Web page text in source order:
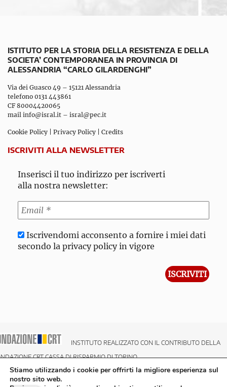
ISTITUTO PER LA STORIA DELLA RESISTENZA E DELLA
SOCIETA’ CONTEMPORANEA IN PROVINCIA DI
ALESSANDRIA “CARLO GILARDENGHI”
Via dei Guasco 49 – 15121 Alessandria
telefono 0131 443861
CF 80004420065
mail info@isral.it – isral@pec.it
Cookie Policy Privacy Policy Credits
ISCRIVITI ALLA NEWSLETTER
Inserisci il tuo indirizzo per iscriverti
alla nostra newsletter:
Iscrivendomi acconsento a fornire i miei dati
secondo la privacy policy in vigore
INSTITUTO REALIZZATO CON IL CONTRIBUTO DELLA
CRT CASSA DI RISPARMIO DI TORINO
Stiamo utilizzando i cookie per offrirti la migliore esperienza sul
nostro sito web.